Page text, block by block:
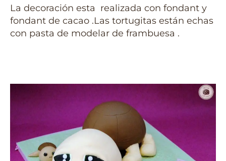
La decoración esta realizada con fondant y
fondant de cacao .Las tortugitas están echas
con pasta de modelar de frambuesa .